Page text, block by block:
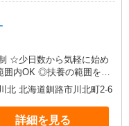
囲内OK ◎扶養の範囲を超
：時給1000円）
北 北海道釧路市川北町2-6
詳細を見る